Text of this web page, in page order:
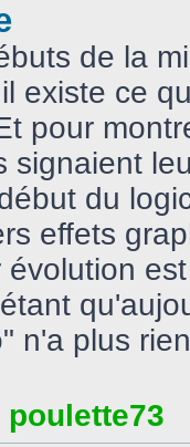
de la
existe ce
pour
signaient
du
effets
évolution
n'a plus
poulette73